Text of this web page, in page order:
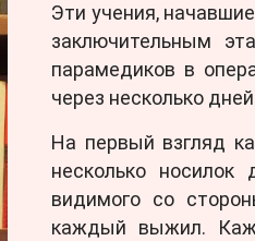
Эти учения,
заключительным
парамедиков в
через несколько
На первый взгляд
несколько
видимого со
каждый выжил.